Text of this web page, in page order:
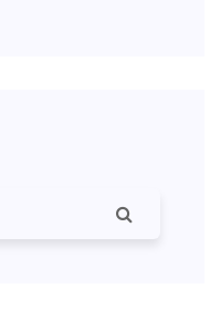
куда
помогут